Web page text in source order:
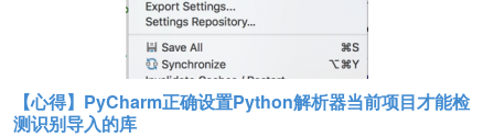
【心得】PyCharm正确设置Python解析器当前项目才能检
测识别导入的库